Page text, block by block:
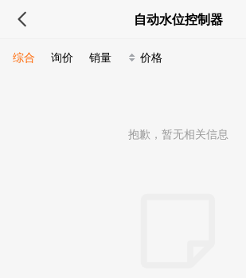
自动水位控制器
综合 询价 销量 价格
抱歉，暂无相关信息